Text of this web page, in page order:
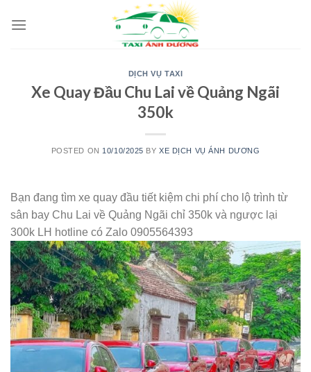
DỊCH VỤ TAXI
Xe Quay Đầu Chu Lai về Quảng Ngãi
350k
POSTED ON 10/10/2025 BYXE DỊCH VỤ ÁNH DƯƠNG
Bạn đang tìm xe quay đầu tiết kiệm chi phí cho lộ trình từ
sân bay Chu Lai về Quảng Ngãi chỉ 350k và ngược lại
300k LH hotline có Zalo 0905564393